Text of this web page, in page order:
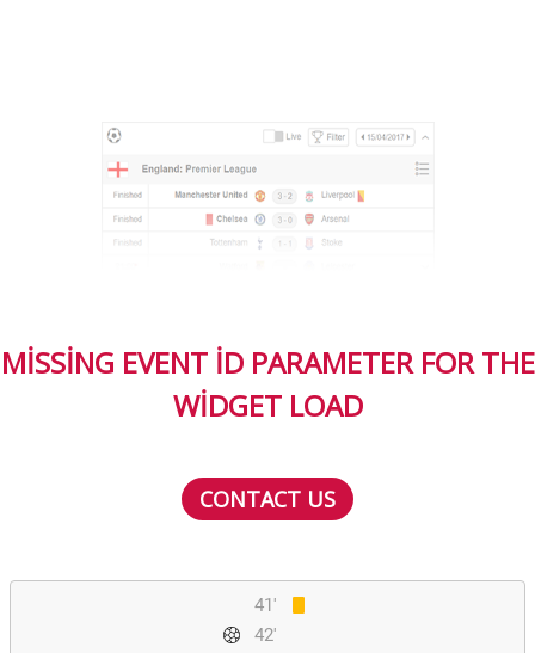
MISSING EVENT ID PARAMETER FOR THE
WIDGET LOAD
CONTACT US
41'
42'